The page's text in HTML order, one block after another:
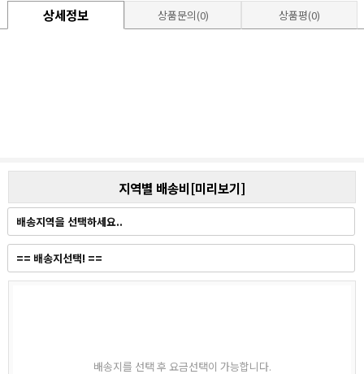
상세정보 상품문의(0) 상품평(0)
지역별 배송비[미리보기]
배송지를 선택 후 요금선택이 가능합니다.